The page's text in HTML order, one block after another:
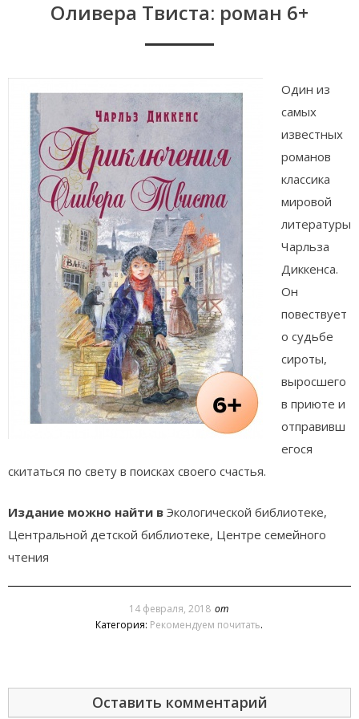
Оливера Твиста: роман 6+
Один из
самых
известных
романов
классика
мировой
литературы
Чарльза
Диккенса.
Он
повествует
о судьбе
сироты,
выросшего
в приюте и
отправивш
егося
скитаться по свету в поисках своего счастья.
Издание можно найти в Экологической библиотеке,
Центральной детской библиотеке, Центре семейного
чтения
14 февраля, 2018 от
Категория: Рекомендуем почитать.
Оставить комментарий